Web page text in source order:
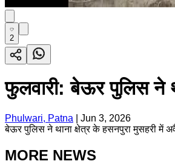
2
फुलवारी: बेऊर पुलिस ने
Phulwari, Patna
Jun 3, 2026
बेऊर पुलिस ने थाना क्षेत्र के हसनपुरा मुसहरी में
MORE NEWS